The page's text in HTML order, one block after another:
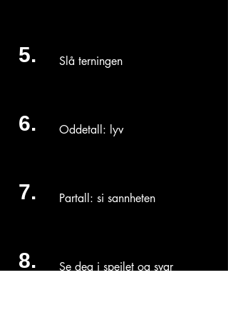
5. Slå terningen
6. Oddetall: lyv
7. Partall: si sannheten
8.
Se deg i speilet og svar